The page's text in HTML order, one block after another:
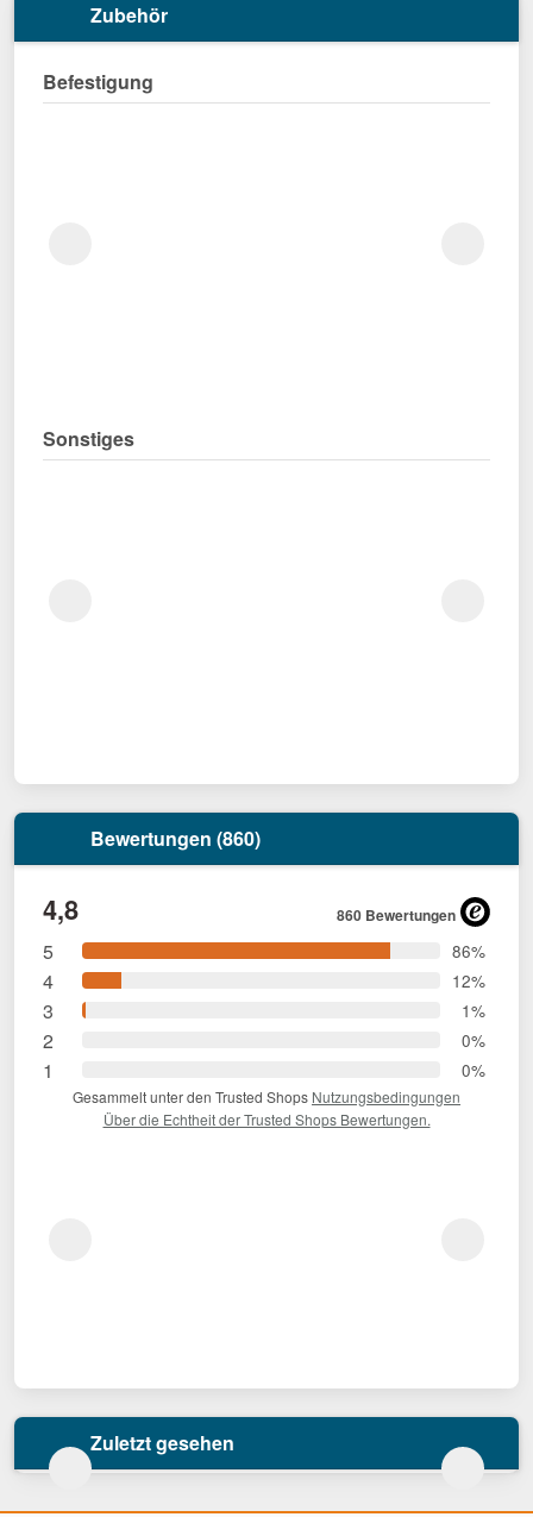
Zubehör
Befestigung
Sonstiges
Bewertungen (860)
4,8 860 Bewertungen
5 86%
4 12%
3 1%
2 0%
1 0%
Gesammelt unter den Trusted Shops Nutzungsbedingungen
Über die Echtheit der Trusted Shops Bewertungen.
Zuletzt gesehen